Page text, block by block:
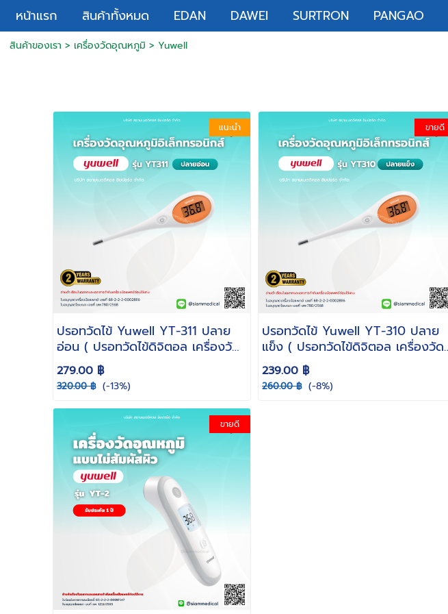
หน้าแรก สินค้าทั้งหมด EDAN DAWEI SURTRON PANGAO
สินค้าของเรา > เครื่องวัดอุณหภูมิ > Yuwell
แนะนำ
ปรอทวัดไข้ Yuwell YT-311 ปลาย
อ่อน ( ปรอทวัดไข้ดิจิตอล เครื่องวัด
อุณหภูมิ ดิจิตอล วัดอุณหภูมิร่างกาย
)
279.00 ฿
320.00 ฿ (-13%)
ขายดี
ปรอทวัดไข้ Yuwell YT-310 ปลาย
แข็ง ( ปรอทวัดไข้ดิจิตอล เครื่องวัด
อุณหภูมิ ดิจิตอล วัดอุณหภูมิร่างกาย
)
239.00 ฿
260.00 ฿ (-8%)
ขายดี